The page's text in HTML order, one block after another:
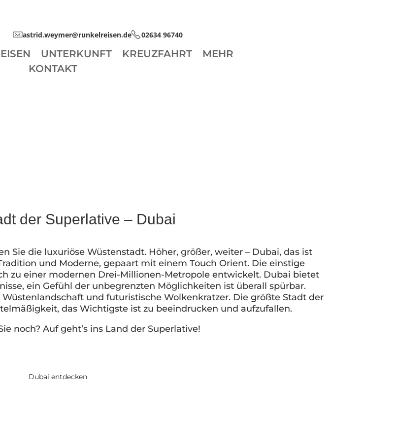
astrid.weymer@runkelreisen.de 02634 96740
UNTERKUNFT KREUZFAHRT
MEHR
KONTAKT
der Superlative – Dubai
Sie die luxuriöse Wüstenstadt. Höher, größer, weiter – Dubai, das ist
und Moderne, gepaart mit einem Touch Orient. Die einstige
zu einer modernen Drei-Millionen-Metropole entwickelt. Dubai bietet
ein Gefühl der unbegrenzten Möglichkeiten ist überall spürbar.
und futuristische Wolkenkratzer. Die größte Stadt der
das Wichtigste ist zu beeindrucken und aufzufallen.
noch? Auf geht’s ins Land der Superlative!
Dubai entdecken